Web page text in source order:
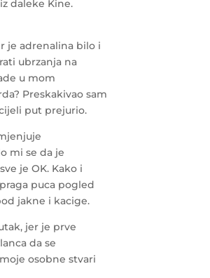
daleke Kine.
je adrenalina bilo i
ubrzanja na
u mom
Preskakivao sam
put prejurio.
mi se da je
je OK. Kako i
puca pogled
jakne i kacige.
jer je prve
da se
osobne stvari